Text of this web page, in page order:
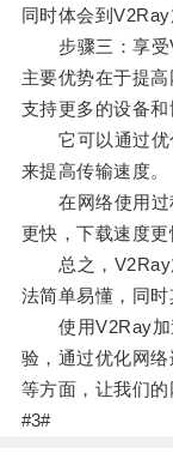
同时体会到
步骤三：享受
主要优势在于提
支持更多的设备和
它可以通过优
来提高传输速度。
在网络使用过
更快，下载速度更
总之，V2Ray
法简单易懂，同时
使用V2Ray加
验，通过优化网
等方面，让我们的
#3#